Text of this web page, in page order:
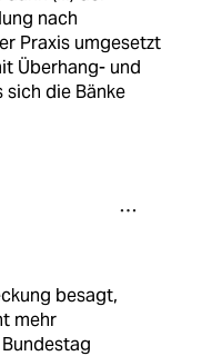
nach
Praxis umgesetzt
Überhang- und
die Bänke
besagt,
mehr